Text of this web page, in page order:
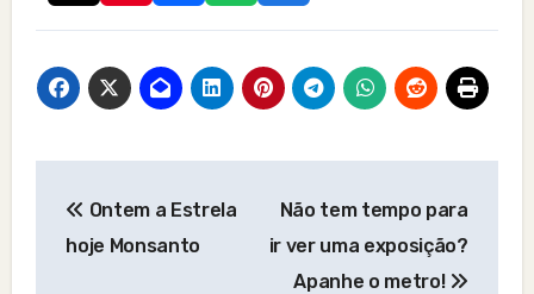
navigation
Ontem a Estrela
hoje Monsanto
Não tem tempo para
ir ver uma exposição?
Apanhe o metro!